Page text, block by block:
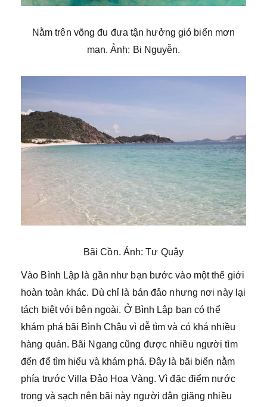
Nằm trên võng đu đưa tận hưởng gió biển mơn
man. Ảnh: Bi Nguyễn.
Bãi Cồn. Ảnh: Tư Quậy
Vào Bình Lập là gần như bạn bước vào một thế giới
hoàn toàn khác. Dù chỉ là bán đảo nhưng nơi này lại
tách biệt với bên ngoài. Ở Bình Lập bạn có thể
khám phá bãi Bình Châu vì dễ tìm và có khá nhiều
hàng quán. Bãi Ngang cũng được nhiều người tìm
đến để tìm hiểu và khám phá. Đây là bãi biển nằm
phía trước Villa Đảo Hoa Vàng. Vì đặc điểm nước
trong và sạch nên bãi này người dân giăng nhiều